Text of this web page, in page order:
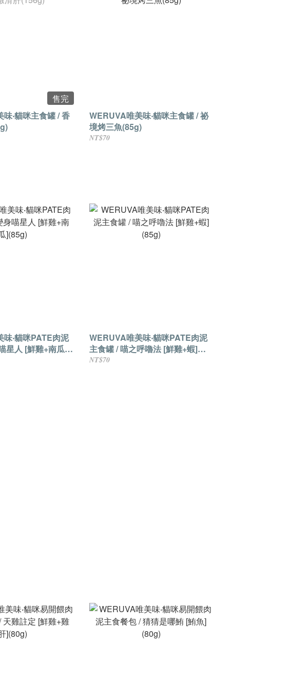
售完
‧貓咪主食罐 / 香
WERUVA唯美味‧貓咪主食罐 / 祕
境烤三魚(85g)
NT$70
‧貓咪PATE肉泥
星人 [鮮雞+南瓜]
WERUVA唯美味‧貓咪PATE肉泥
主食罐 / 喵之呼嚕法 [鮮雞+蝦]
(85g)
NT$70